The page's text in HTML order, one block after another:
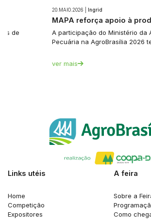
de
20.MAIO.2026 | Ingrid
MAPA reforça apoio à
A participação do Ministério da
Pecuária na AgroBrasília 2026
ver mais
Links utéis
Home
Competição
Expositores
A feira
Sobre a
Como